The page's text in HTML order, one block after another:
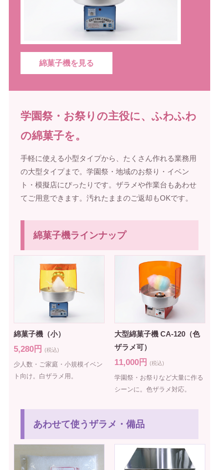
綿菓子機を見る
学園祭・お祭りの主役に、ふわふわ
の綿菓子を。
手軽に使える小型タイプから、たくさん作れる業務用
の大型タイプまで。学園祭・地域のお祭り・イベン
ト・模擬店にぴったりです。ザラメや作業台もあわせ
てご用意できます。汚れたままのご返却もOKです。
綿菓子機ラインナップ
綿菓子機（小）
5,280円 (税込)
少人数・ご家庭・小規模イベン
ト向け。白ザラメ用。
大型綿菓子機 CA-120（色
ザラメ可）
11,000円 (税込)
学園祭・お祭りなど大量に作る
シーンに。色ザラメ対応。
あわせて使うザラメ・備品